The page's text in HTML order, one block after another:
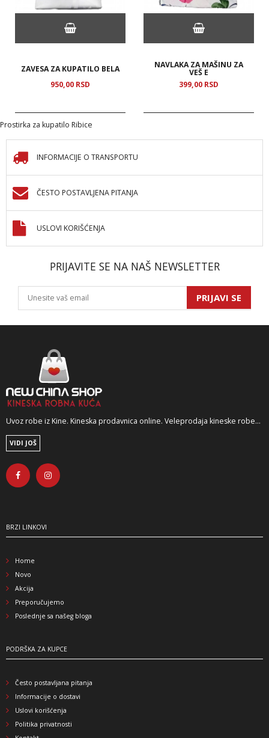
ZAVESA ZA KUPATILO BELA
950,00 RSD
NAVLAKA ZA MAŠINU ZA
VEŠ E
399,00 RSD
Prostirka za kupatilo Ribice
INFORMACIJE O TRANSPORTU
ČESTO POSTAVLJENA PITANJA
USLOVI KORIŠĆENJA
PRIJAVITE SE NA NAŠ NEWSLETTER
PRIJAVI SE
Uvoz robe iz Kine. Kineska prodavnica online. Veleprodaja kineske robe...
VIDI JOŠ
BRZI LINKOVI
Home
Novo
Akcija
Preporučujemo
Poslednje sa našeg bloga
PODRŠKA ZA KUPCE
Često postavljana pitanja
Informacije o dostavi
Uslovi korišćenja
Politika privatnosti